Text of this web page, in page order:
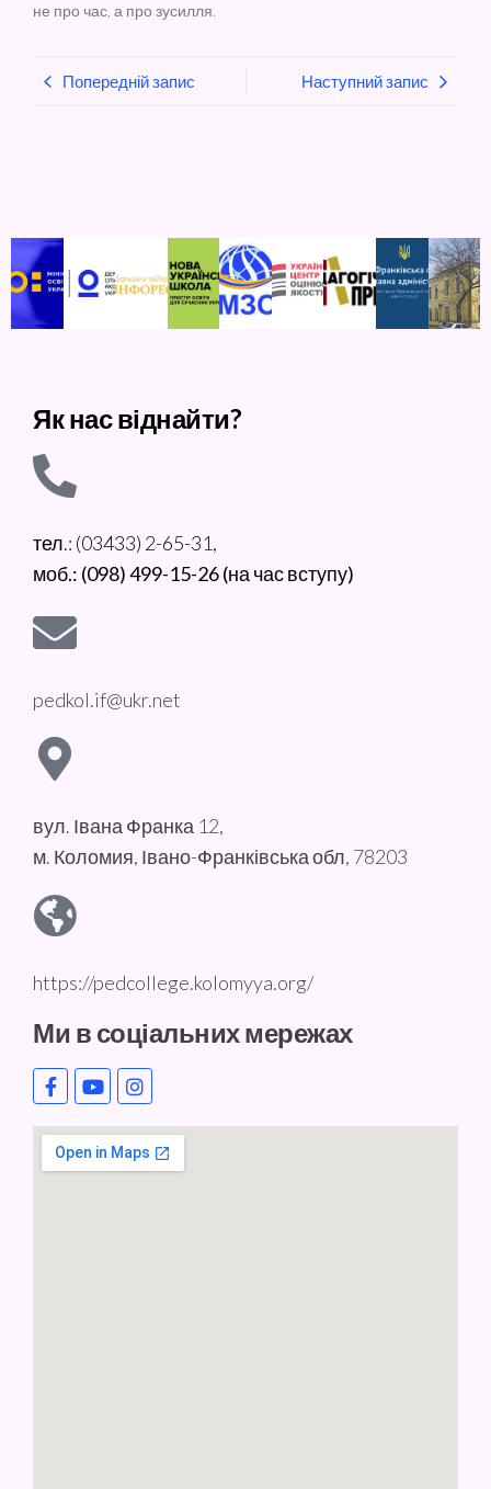
не про час, а про зусилля.
Попередній запис Наступний запис
Як нас віднайти?
тел.: (03433) 2-65-31,
моб.: (098) 499-15-26 (на час вступу)
pedkol.if@ukr.net
вул. Івана Франка 12,
м. Коломия, Івано-Франківська обл, 78203
https://pedcollege.kolomyya.org/
Ми в соціальних мережах